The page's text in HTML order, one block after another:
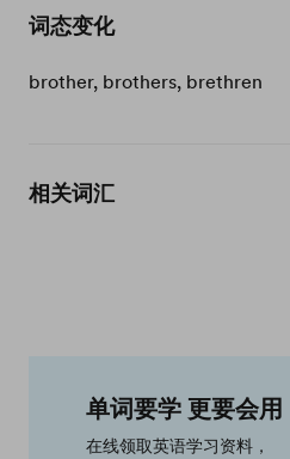
词态变化
brother, brothers, brethren
相关词汇
单词要学 更要会用
在线领取英语学习资料，